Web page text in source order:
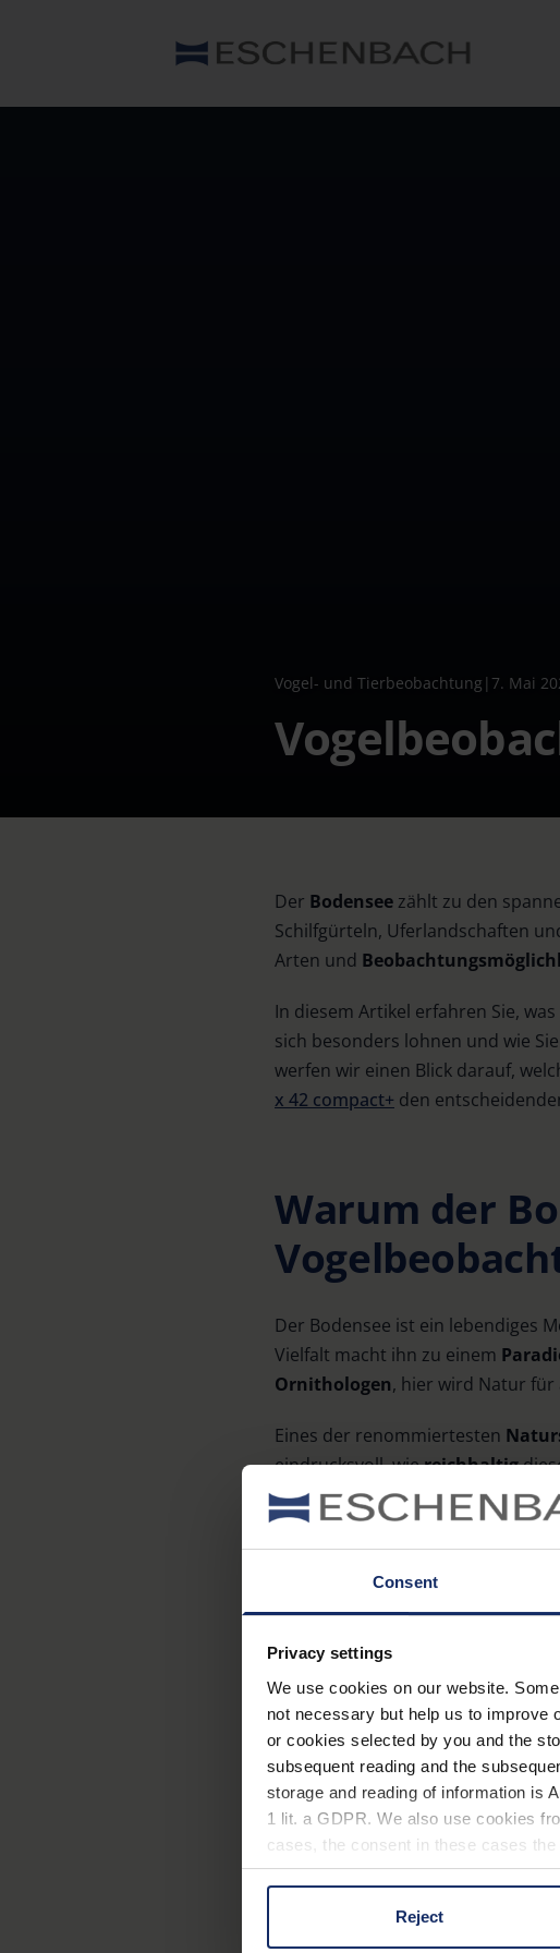
Consent
Privacy settings
We use cookies on our website.
not necessary but help us to improve
or cookies selected by you and the
subsequent reading and the
storage and reading of information is
1 lit. a GDPR. We also use cookies
cases, the consent in these cases
You can consent to the use of non-
on "Reject". You can access your
Reject
Vogel- und Tierbeobachtung | 7. Mai
Der Bodensee zählt zu den
Schilfgürteln, Uferlandschaften
Arten und
In diesem Artikel erfahren Sie,
sich besonders lohnen und wie
werfen wir einen Blick darauf,
x 42 compact+ den
Warum der
Der Bodensee ist ein lebendiges
Vielfalt macht ihn zu einem
Ornithologen, hier wird Natur für
Eines der renommiertesten
eindrucksvoll, wiereichhaltig
Zwischenstopp. Dank der tiefen
einem sicherenRückzugsort mit
300 Vogelarten lassen
zu seltenen Watvögeln entfaltet
Perspektiven eröffnet.
Tipps für
ist einer der wichtigsten
Augenblicke, in denen sich die